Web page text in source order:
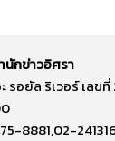
นักข่าวอิศรา
ะ รอยัล ริเวอร์ เ
8881,02-